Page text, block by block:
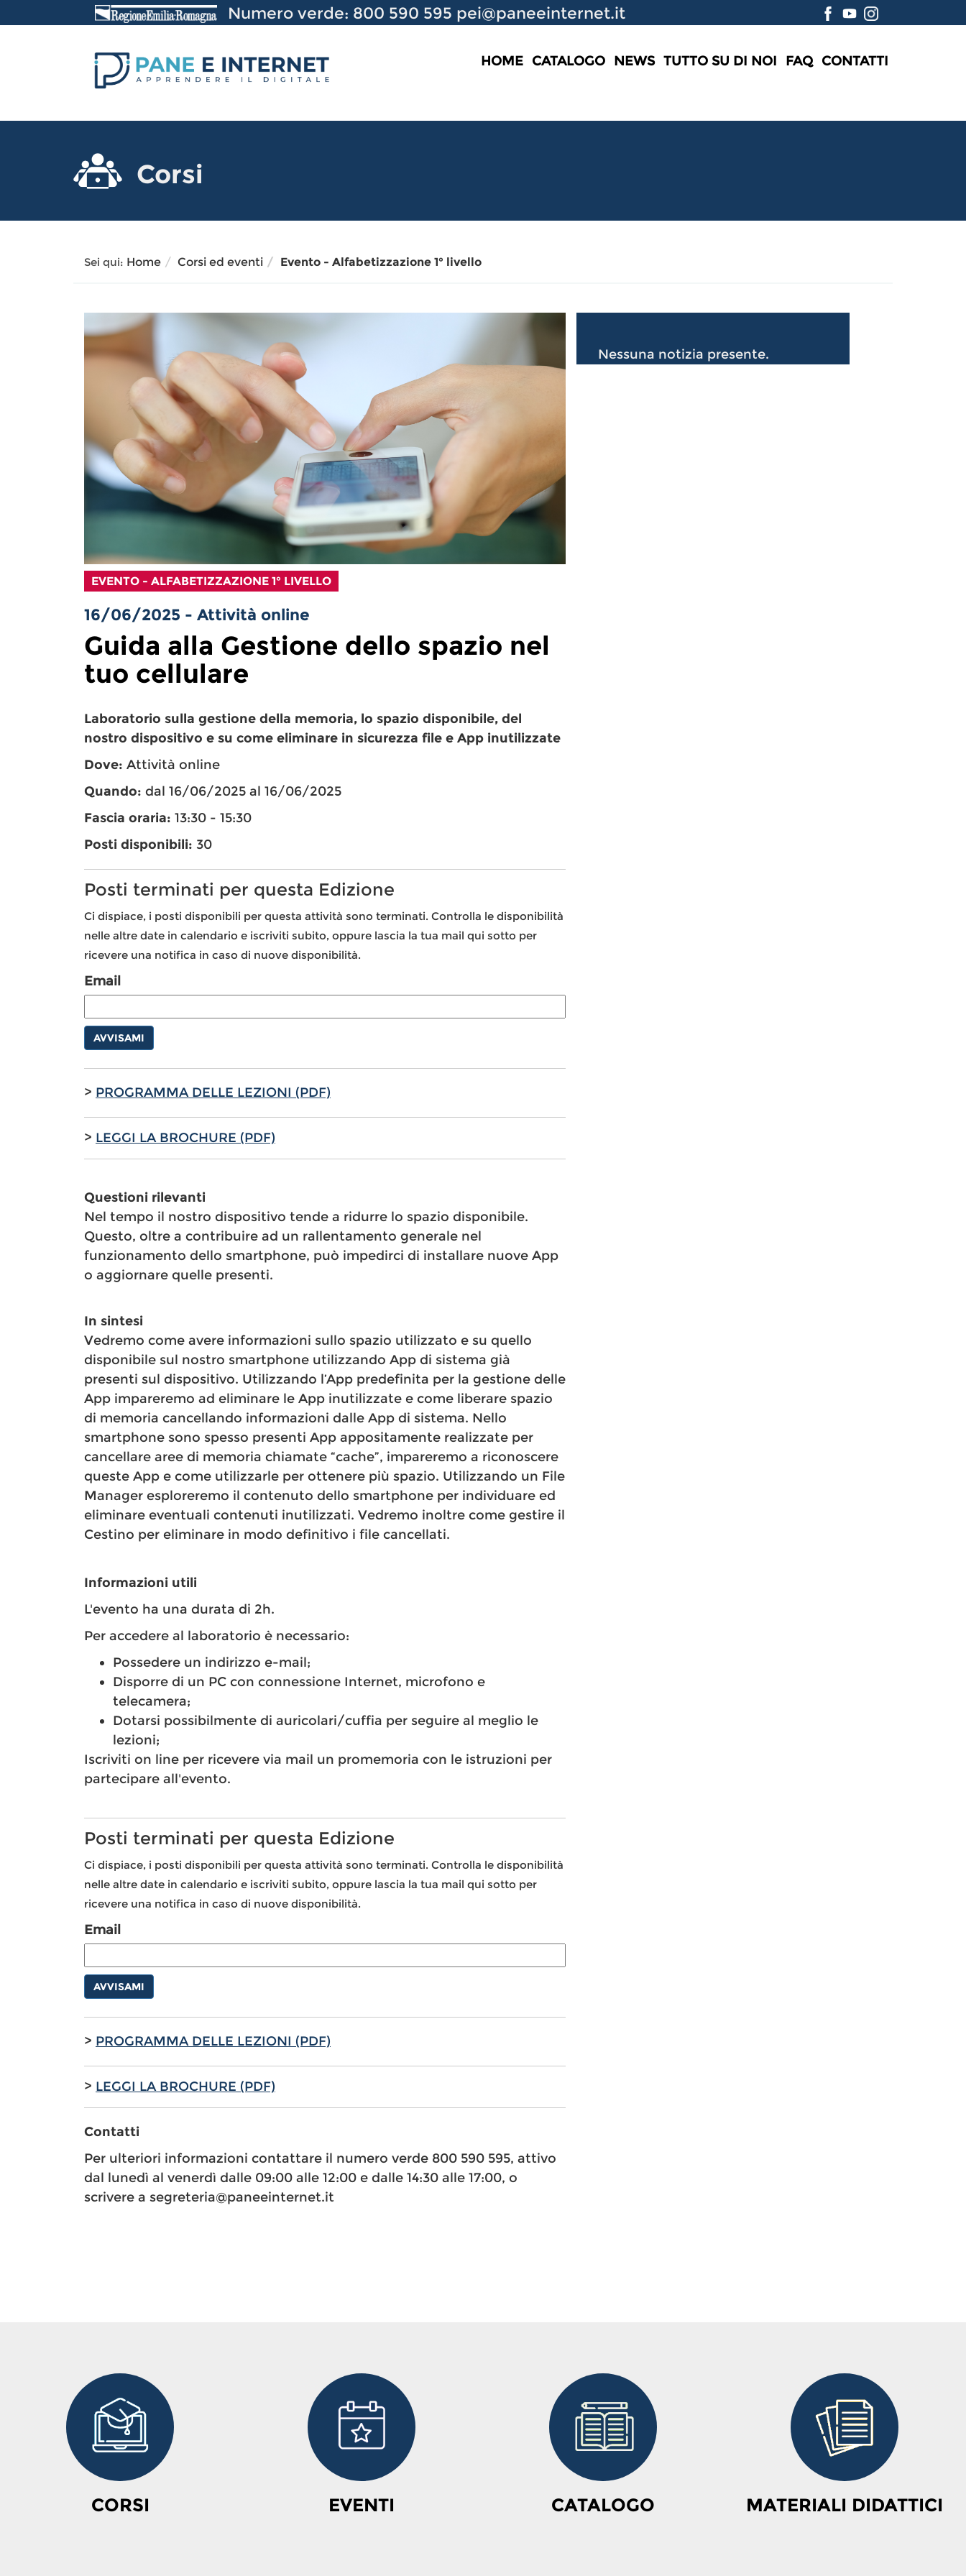
al
Numero verde: 800 590 595 pei@paneeinternet.it
HOME CATALOGO NEWS TUTTO SU DI NOI FAQ CONTATTI
Corsi
Sei qui: Home Corsi ed eventi Evento - Alfabetizzazione 1° livello
EVENTO - ALFABETIZZAZIONE 1° LIVELLO
16/06/2025 - Attività online
Guida alla Gestione dello spazio nel
tuo cellulare
Laboratorio sulla gestione della memoria, lo spazio disponibile, del
nostro dispositivo e su come eliminare in sicurezza file e App inutilizzate
Dove: Attività online
Quando: dal 16/06/2025 al 16/06/2025
Fascia oraria: 13:30 - 15:30
Posti disponibili: 30
Posti terminati per questa Edizione
Ci dispiace, i posti disponibili per questa attività sono terminati. Controlla le disponibilità
nelle altre date in calendario e iscriviti subito, oppure lascia la tua mail qui sotto per
ricevere una notifica in caso di nuove disponibilità.
Email
AVVISAMI
> PROGRAMMA DELLE LEZIONI (PDF)
> LEGGI LA BROCHURE (PDF)
Questioni rilevanti
Nel tempo il nostro dispositivo tende a ridurre lo spazio disponibile.
Questo, oltre a contribuire ad un rallentamento generale nel
funzionamento dello smartphone, può impedirci di installare nuove App
o aggiornare quelle presenti.
In sintesi
Vedremo come avere informazioni sullo spazio utilizzato e su quello
disponibile sul nostro smartphone utilizzando App di sistema già
presenti sul dispositivo. Utilizzando l’App predefinita per la gestione delle
App impareremo ad eliminare le App inutilizzate e come liberare spazio
di memoria cancellando informazioni dalle App di sistema. Nello
smartphone sono spesso presenti App appositamente realizzate per
cancellare aree di memoria chiamate “cache”, impareremo a riconoscere
queste App e come utilizzarle per ottenere più spazio. Utilizzando un File
Manager esploreremo il contenuto dello smartphone per individuare ed
eliminare eventuali contenuti inutilizzati. Vedremo inoltre come gestire il
Cestino per eliminare in modo definitivo i file cancellati.
Informazioni utili
L'evento ha una durata di 2h.
Per accedere al laboratorio è necessario:
Possedere un indirizzo e-mail;
Disporre di un PC con connessione Internet, microfono e
telecamera;
Dotarsi possibilmente di auricolari/cuffia per seguire al meglio le
lezioni;
Iscriviti on line per ricevere via mail un promemoria con le istruzioni per
partecipare all'evento.
Posti terminati per questa Edizione
Ci dispiace, i posti disponibili per questa attività sono terminati. Controlla le disponibilità
nelle altre date in calendario e iscriviti subito, oppure lascia la tua mail qui sotto per
ricevere una notifica in caso di nuove disponibilità.
Email
AVVISAMI
> PROGRAMMA DELLE LEZIONI (PDF)
> LEGGI LA BROCHURE (PDF)
Contatti
Per ulteriori informazioni contattare il numero verde 800 590 595, attivo
dal lunedì al venerdì dalle 09:00 alle 12:00 e dalle 14:30 alle 17:00, o
scrivere a segreteria@paneeinternet.it
Nessuna notizia presente.
CORSI EVENTI CATALOGO MATERIALI DIDATTICI